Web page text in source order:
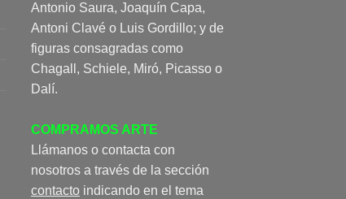
Antonio Saura, Joaquín Capa,
Antoni Clavé o Luis Gordillo; y de
figuras consagradas como
Chagall, Schiele, Miró, Picasso o
Dalí.
COMPRAMOS ARTE
Llámanos o contacta con
nosotros a través de la sección
contacto indicando en el tema